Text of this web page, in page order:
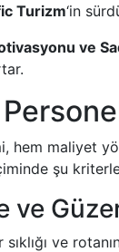
Turizm‘in
ve
hem maliyet
şu
ve
sıklığı ve